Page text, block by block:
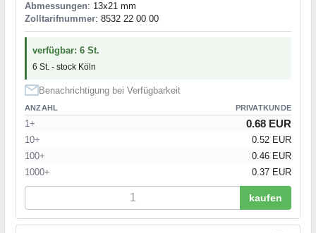
Abmessungen: 13x21 mm
Zolltarifnummer: 8532 22 00 00
verfügbar: 6 St.
6 St. - stock Köln
Benachrichtigung bei Verfügbarkeit
ANZAHL PRIVATKUNDE
1+ 0.68 EUR
10+
0.52 EUR
100+
0.46 EUR
1000+
0.37 EUR
kaufen